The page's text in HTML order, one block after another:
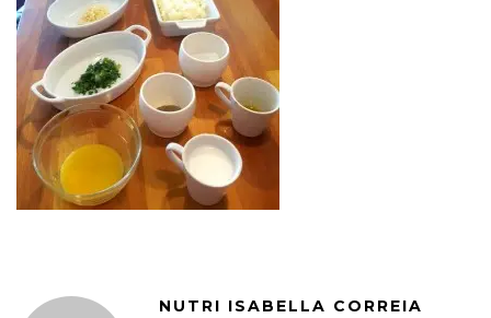
NUTRI ISABELLA CORREIA